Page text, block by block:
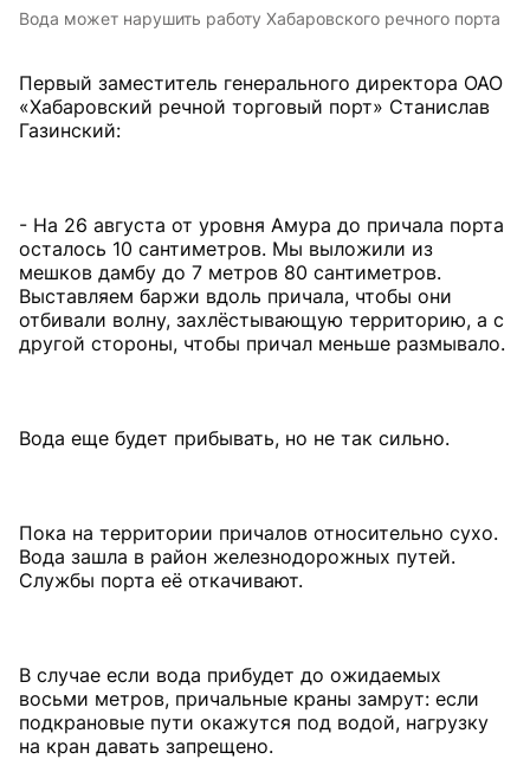
Вода может нарушить работу Хабаровского речного порта
Первый заместитель генерального директора ОАО
«Хабаровский речной торговый порт» Станислав
Газинский:
- На 26 августа от уровня Амура до причала порта
осталось 10 сантиметров. Мы выложили из
мешков дамбу до 7 метров 80 сантиметров.
Выставляем баржи вдоль причала, чтобы они
отбивали волну, захлёстывающую территорию, а с
другой стороны, чтобы причал меньше размывало.
Вода еще будет прибывать, но не так сильно.
Пока на территории причалов относительно сухо.
Вода зашла в район железнодорожных путей.
Службы порта её откачивают.
В случае если вода прибудет до ожидаемых
восьми метров, причальные краны замрут: если
подкрановые пути окажутся под водой, нагрузку
на кран давать запрещено.